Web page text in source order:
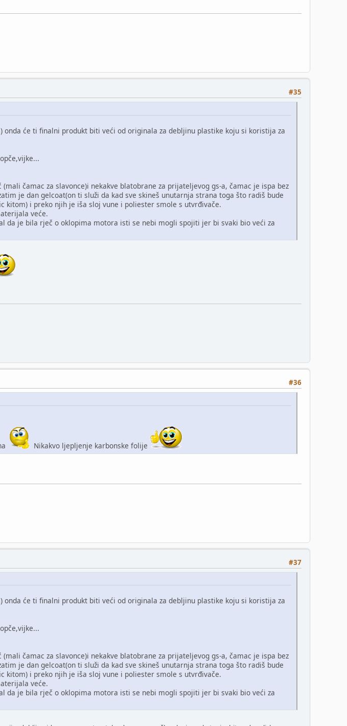
#35
onda će ti finalni produkt biti veći od originala za debljinu plastike koju si koristija za
čamac za slavonce)i nekakve blatobrane za prijateljevog gs-a, čamac je ispa bez
je dan gelcoat(on ti služi da kad sve skineš unutarnja strana toga što radiš bude
kitom) i preko njih je iša sloj vune i poliester smole s utvrđivače.
veće.
da je bila rječ o oklopima motora isti se nebi mogli spojiti jer bi svaki bio veći za
#36
Nikakvo ljepljenje karbonske folije
#37
onda će ti finalni produkt biti veći od originala za debljinu plastike koju si koristija za
čamac za slavonce)i nekakve blatobrane za prijateljevog gs-a, čamac je ispa bez
je dan gelcoat(on ti služi da kad sve skineš unutarnja strana toga što radiš bude
kitom) i preko njih je iša sloj vune i poliester smole s utvrđivače.
veće.
da je bila rječ o oklopima motora isti se nebi mogli spojiti jer bi svaki bio veći za